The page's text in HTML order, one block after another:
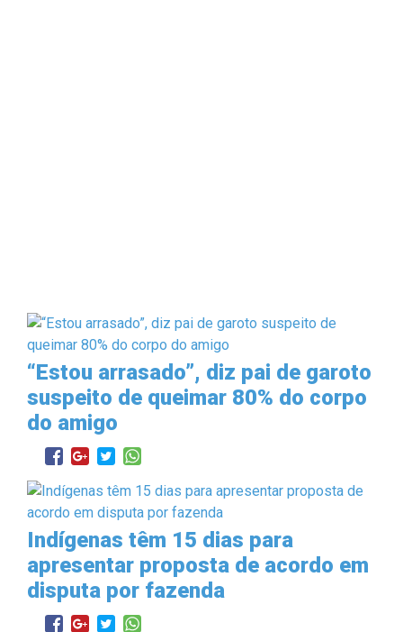
“Estou arrasado”, diz pai de garoto
suspeito de queimar 80% do corpo
do amigo
Indígenas têm 15 dias para
apresentar proposta de acordo em
disputa por fazenda